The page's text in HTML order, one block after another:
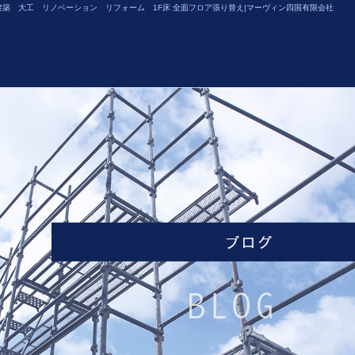
大工 リノベーション リフォーム 1F床 全面フロア張り替え|マーヴィン四国有限会社